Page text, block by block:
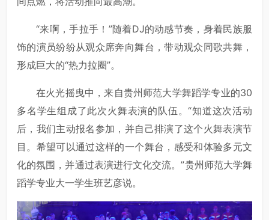
“来啊，手拉手！”随着DJ的动感节奏，身着民族服
饰的演员纷纷从观众席奔向舞台，带动观众同歌共舞，
形成巨大的“热力拉圈”。
在火光摇曳中，来自贵州师范大学舞蹈学专业的30
多名学生组成了此次火舞表演的队伍。“知道这次活动
后，我们主动报名参加，并自己排演了这个火舞表演节
目。希望可以通过这样的一个舞台，感受和体验多元文
化的氛围，并通过表演进行文化交流。”贵州师范大学舞
蹈学专业大一学生班艺彦说。